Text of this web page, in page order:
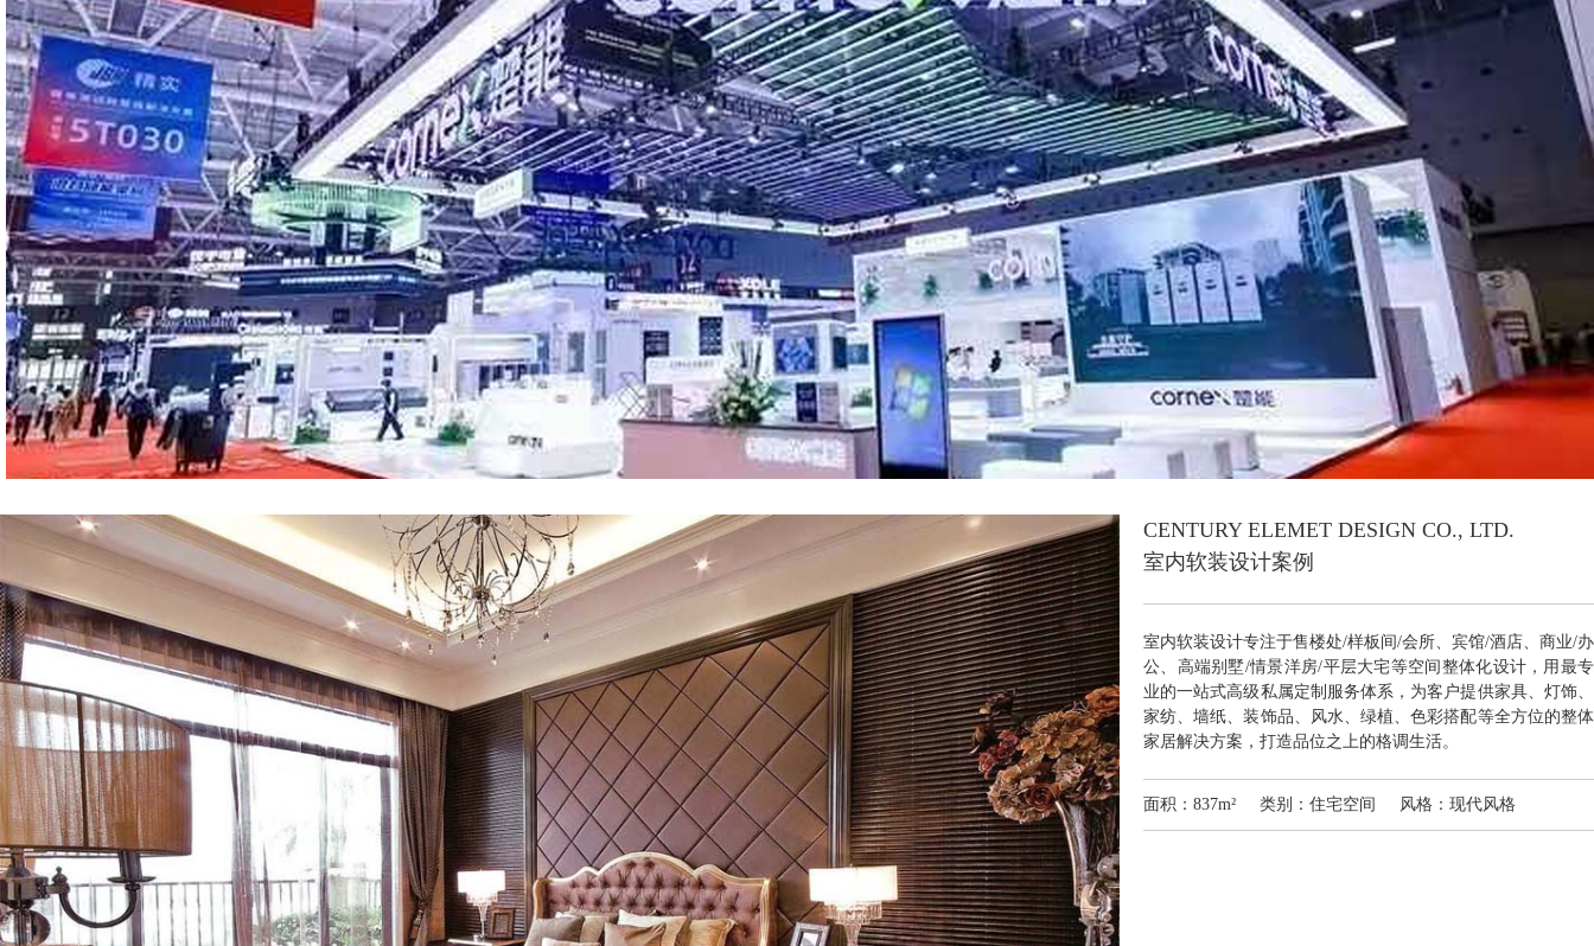
CENTURY ELEMET DESIGN CO., LTD.
室内软装设计案例
室内软装设计专注于售楼处/样板间/会所、宾馆/酒店、商业/办
公、高端别墅/情景洋房/平层大宅等空间整体化设计，用最专
业的一站式高级私属定制服务体系，为客户提供家具、灯饰、
家纺、墙纸、装饰品、风水、绿植、色彩搭配等全方位的整体
家居解决方案，打造品位之上的格调生活。
面积：837m² 类别：住宅空间 风格：现代风格